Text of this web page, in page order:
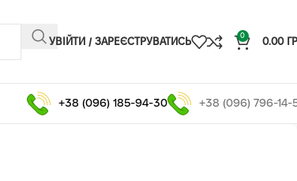
УВІЙТИ / ЗАРЕЄСТРУВАТИСЬ
0
0.00
+38 (096) 185-94-30 +38 (096) 796-14-